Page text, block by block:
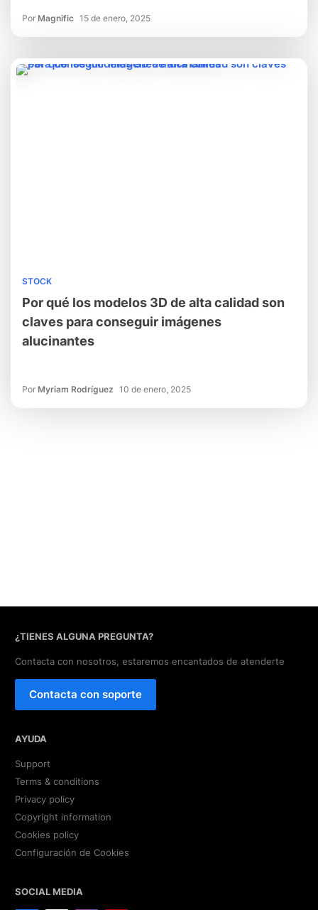
Por Magnific 15 de enero, 2025
STOCK
Por qué los modelos 3D de alta calidad son
claves para conseguir imágenes
alucinantes
Por Myriam Rodríguez 10 de enero, 2025
¿TIENES ALGUNA PREGUNTA?
Contacta con nosotros, estaremos encantados de atenderte
Contacta con soporte
AYUDA
Support
Terms & conditions
Privacy policy
Copyright information
Cookies policy
Configuración de Cookies
SOCIAL MEDIA